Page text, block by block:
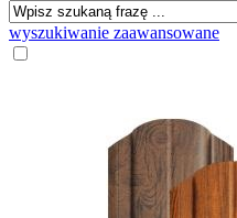
wyszukiwanie zaawansowane